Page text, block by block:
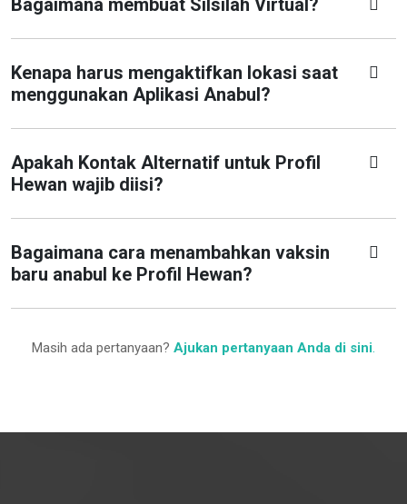
Bagaimana membuat Silsilah Virtual?
Kenapa harus mengaktifkan lokasi saat
menggunakan Aplikasi Anabul?
Apakah Kontak Alternatif untuk Profil
Hewan wajib diisi?
Bagaimana cara menambahkan vaksin
baru anabul ke Profil Hewan?
Masih ada pertanyaan? Ajukan pertanyaan Anda di sini.